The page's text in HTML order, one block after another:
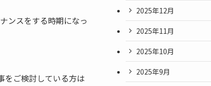
ンスをする時期になっ
をご検討している方は
2025年12月
2025年11月
2025年10月
2025年9月